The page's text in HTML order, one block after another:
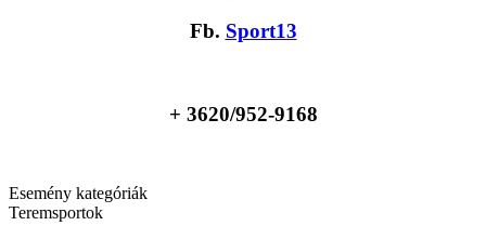
Fb. Sport13
+ 3620/952-9168
Esemény kategóriák
Teremsportok